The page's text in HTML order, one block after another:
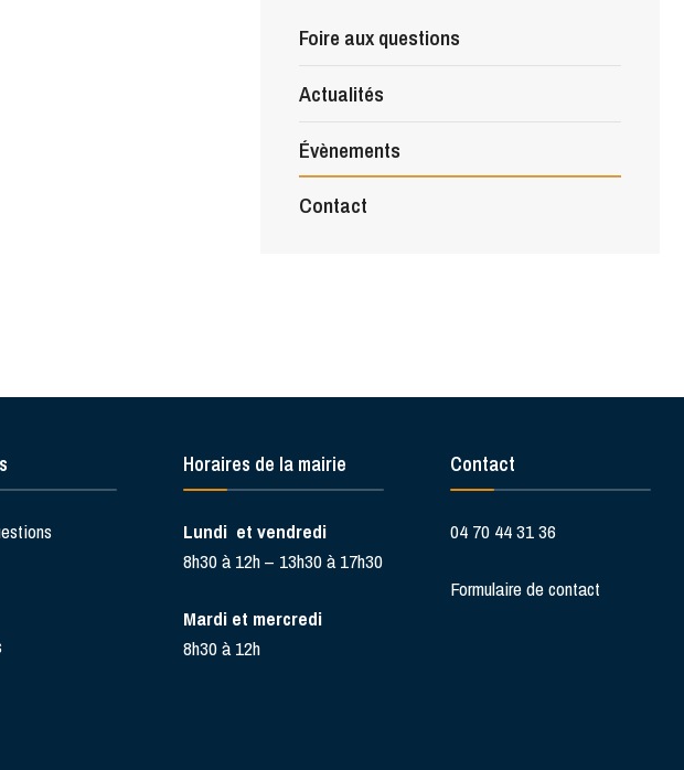
Foire aux questions
Actualités
Évènements
Contact
Horaires de la mairie
Lundi et vendredi
8h30 à 12h – 13h30 à 17h30
Mardi et mercredi
8h30 à 12h
Contact
04 70 44 31 36
Formulaire de contact